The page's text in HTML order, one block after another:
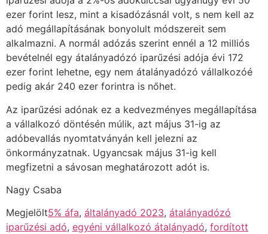
ezer forint lesz, mint a kisadózásnál volt, s nem kell az
adó megállapításának bonyolult módszereit sem
alkalmazni. A normál adózás szerint ennél a 12 milliós
bevételnél egy átalányadózó iparűzési adója évi 172
ezer forint lehetne, egy nem átalányadózó vállalkozóé
pedig akár 240 ezer forintra is nőhet.
Az iparűzési adónak ez a kedvezményes megállapítása
a vállalkozó döntésén múlik, azt május 31-ig az
adóbevallás nyomtatványán kell jelezni az
önkormányzatnak. Ugyancsak május 31-ig kell
megfizetni a sávosan meghatározott adót is.
Nagy Csaba
Megjelölt5% áfa, általányadó 2023, átalányadózó
iparűzési adó, egyéni vállalkozó átalányadó, fordított